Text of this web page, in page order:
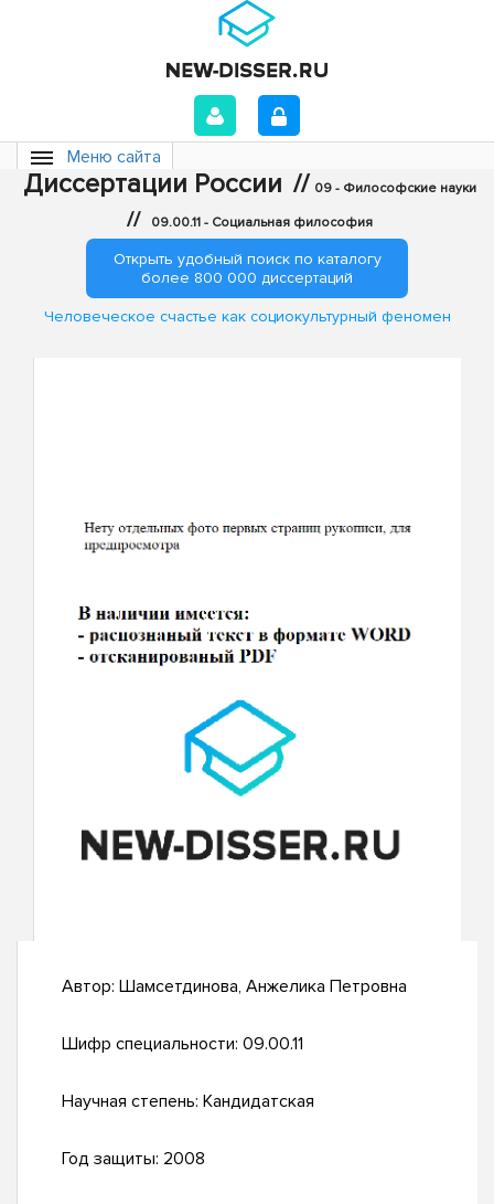
Меню сайта
Диссертации России // 09 - Философские науки
// 09.00.11 - Социальная философия
Открыть удобный поиск по каталогу
более 800 000 диссертаций
Человеческое счастье как социокультурный феномен
Автор: Шамсетдинова, Анжелика Петровна
Шифр специальности: 09.00.11
Научная степень: Кандидатская
Год защиты: 2008